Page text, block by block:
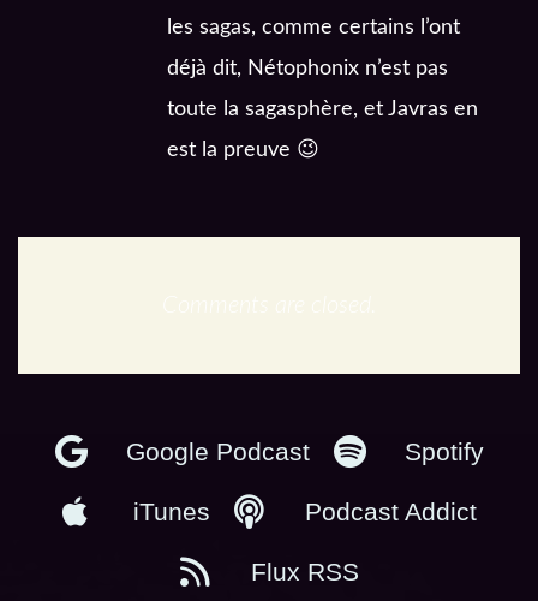
les sagas, comme certains l’ont
déjà dit, Nétophonix n’est pas
toute la sagasphère, et Javras en
est la preuve 😉
Google Podcast Spotify
iTunes Podcast Addict
Flux RSS